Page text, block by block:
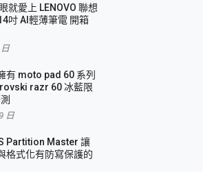
就愛上 LENOVO 聯想
吋 AI輕薄筆電 開箱
有 moto pad 60 系列
razr 60 冰藍限
日
Partition Master 讓
格式化有防寫保護的